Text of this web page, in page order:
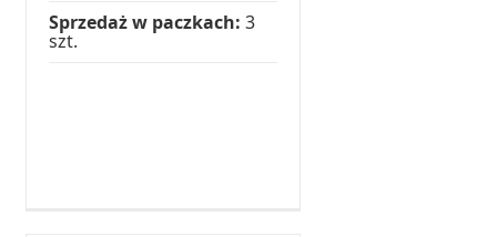
Sprzedaż w paczkach:3
szt.